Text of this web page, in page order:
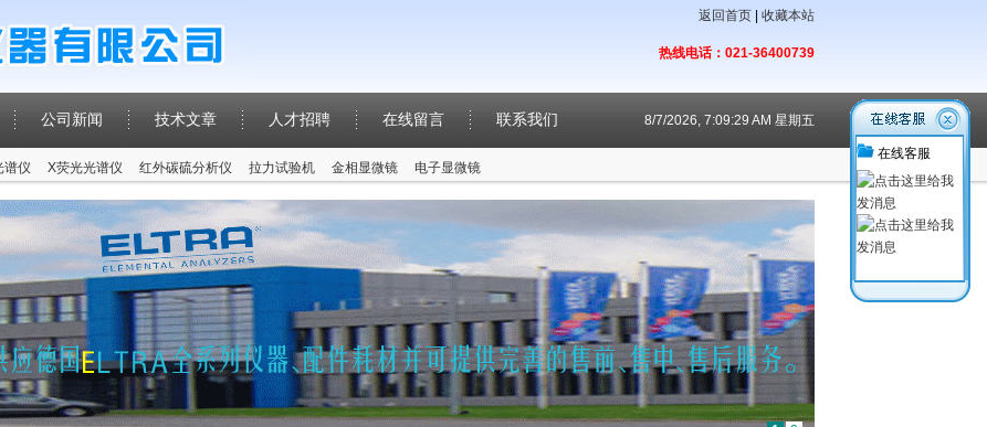
返回首页 收藏本站
热线电话：021-36400739
公司新闻 技术文章 人才招聘 在线留言 联系我们 8/7/2026, 7:09:30 AM 星期五
谱仪 X荧光光谱仪 红外碳硫分析仪 拉力试验机 金相显微镜 电子显微镜
在线客服